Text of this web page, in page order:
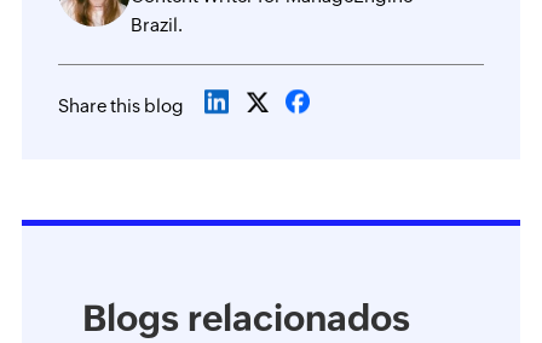
Brazil.
Share this blog
Blogs relacionados